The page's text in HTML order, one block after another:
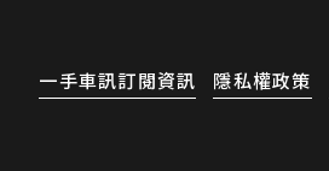
一手車訊訂閱資訊 隱私權政策